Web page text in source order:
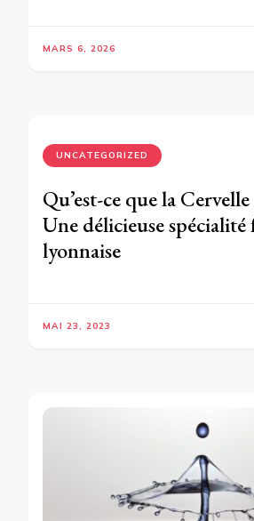
MARS 6, 2026
UNCATEGORIZED
Qu’est-ce que la
Une délicieuse
lyonnaise
MAI 23, 2023